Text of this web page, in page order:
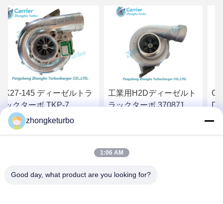
工業用H2Dディーゼルト
ラックターボ 370871
465942-0012 656331
674021 674022 679024
最高の価格を入手
GTA4502V Detroit 60
Diesel Truck Turbos
zhongketurbo
1:06 AM
Good day, what product are you looking for?